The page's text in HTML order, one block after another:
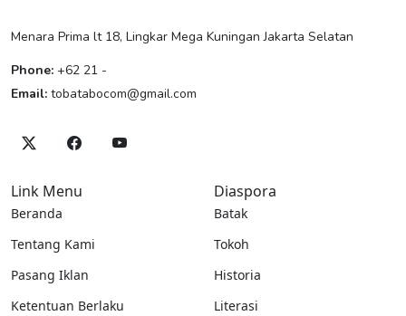
Menara Prima lt 18, Lingkar Mega Kuningan Jakarta Selatan
Phone: +62 21 -
Email: tobatabocom@gmail.com
Link Menu
Beranda
Tentang Kami
Pasang Iklan
Ketentuan Berlaku
Diaspora
Batak
Tokoh
Historia
Literasi